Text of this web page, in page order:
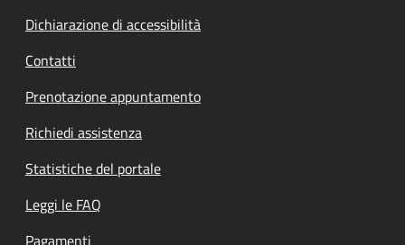
Dichiarazione di accessibilità
Contatti
Prenotazione appuntamento
Richiedi assistenza
Statistiche del portale
Leggi le FAQ
Pagamenti